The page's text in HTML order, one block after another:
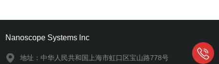
Nanoscope Systems lnc
地址：中华人民共和国上海市虹口区宝山路778号